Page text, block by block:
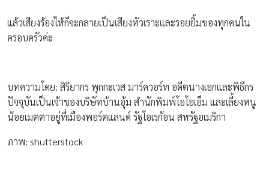
แล้วเสียงร้องไห้ก็จะกลายเป็นเสียงหัวเราะและรอยยิ้มของทุกคนใน
ครอบครัวค่ะ
บทความโดย: สิริยากร พุกกะเวส มาร์ควอร์ท อดีตนางเอกและพิธีกร
ปัจจุบันเป็นเจ้าของบริษัทบ้านอุ้ม สำนักพิมพ์โอโอเอ็ม และเลี้ยงหนู
น้อยเมตตาอยู่ที่เมืองพอร์ตแลนด์ รัฐโอเรก้อน สหรัฐอเมริกา
ภาพ: shutterstock